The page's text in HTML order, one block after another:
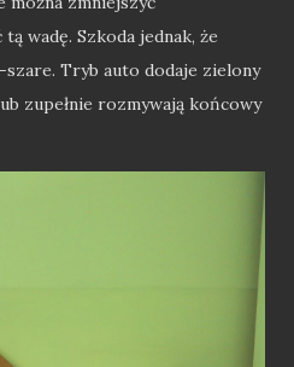
wadę. Szkoda jednak, że
szare. Tryb auto dodaje zielony
zupełnie rozmywają końcowy